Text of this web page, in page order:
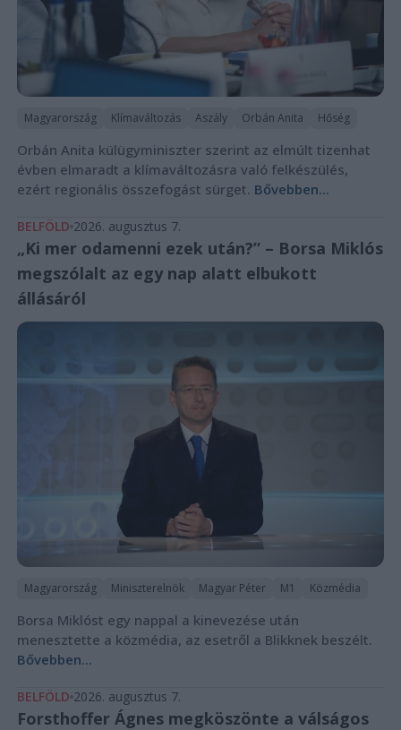
Magyarország Klímaváltozás Aszály Orbán Anita Hőség
Orbán Anita külügyminiszter szerint az elmúlt tizenhat
évben elmaradt a klímaváltozásra való felkészülés,
ezért regionális összefogást sürget. Bővebben...
BELFÖLD 2026. augusztus 7.
„Ki mer odamenni ezek után?” – Borsa Miklós
megszólalt az egy nap alatt elbukott
állásáról
Magyarország Miniszterelnök Magyar Péter M1 Közmédia
Borsa Miklóst egy nappal a kinevezése után
menesztette a közmédia, az esetről a Blikknek beszélt.
Bővebben...
BELFÖLD 2026. augusztus 7.
Forsthoffer Ágnes megköszönte a válságos